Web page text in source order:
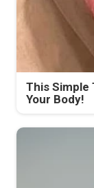
This Simple
Your Body!